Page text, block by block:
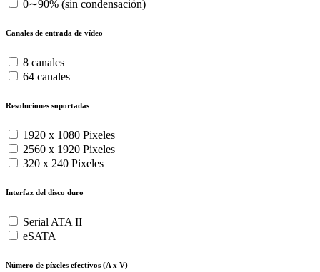
0∼90% (sin condensación)
Canales de entrada de vídeo
8 canales
64 canales
Resoluciones soportadas
1920 x 1080 Pixeles
2560 x 1920 Pixeles
320 x 240 Pixeles
Interfaz del disco duro
Serial ATA II
eSATA
Número de píxeles efectivos (A x V)